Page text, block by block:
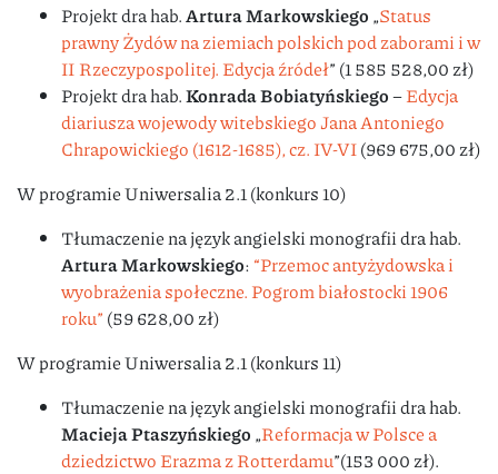
Projekt dra hab. Artura Markowskiego „Status
prawny Żydów na ziemiach polskich pod zaborami i w
II Rzeczypospolitej. Edycja źródeł” (1 585 528,00 zł)
Projekt dra hab.Konrada Bobiatyńskiego–Edycja
diariusza wojewody witebskiego Jana Antoniego
Chrapowickiego (1612-1685), cz. IV-VI(969 675,00 zł)
W programie Uniwersalia 2.1 (konkurs 10)
Tłumaczenie na język angielski monografii dra hab.
Artura Markowskiego: “Przemoc antyżydowska i
wyobrażenia społeczne. Pogrom białostocki 1906
roku” (59 628,00 zł)
W programie Uniwersalia 2.1 (konkurs 11)
Tłumaczenie na język angielski monografii dra hab.
Macieja Ptaszyńskiego „Reformacja w Polsce a
dziedzictwo Erazma z Rotterdamu”(153 000 zł).